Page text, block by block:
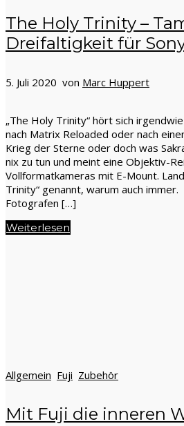
The Holy Trinity –
Dreifaltigkeit für
5. Juli 2020 von Marc Huppert
„The Holy Trinity“ hört sich
nach Matrix Reloaded oder nach
Krieg der Sterne oder doch was
nix zu tun und meint eine Objektiv-
Vollformatkameras mit E-Mount.
Trinity“ genannt, warum auch
Fotografen […]
Weiterlesen
Allgemein Fuji Zubehör
Mit Fuji die inneren